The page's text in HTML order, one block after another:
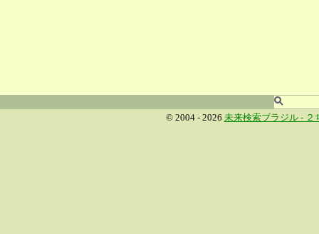
© 2004 - 2026 未来検索ブラジル - ２